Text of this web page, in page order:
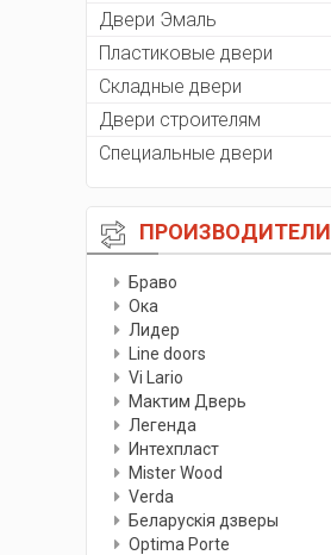
Двери Эмаль
Пластиковые двери
Складные двери
Двери строителям
Специальные двери
ПРОИЗВОДИТЕЛИ
Браво
Ока
Лидер
Line doors
Vi Lario
Мактим Дверь
Легенда
Интехпласт
Мister Wood
Verda
Беларускiя дзверы
Optima Porte